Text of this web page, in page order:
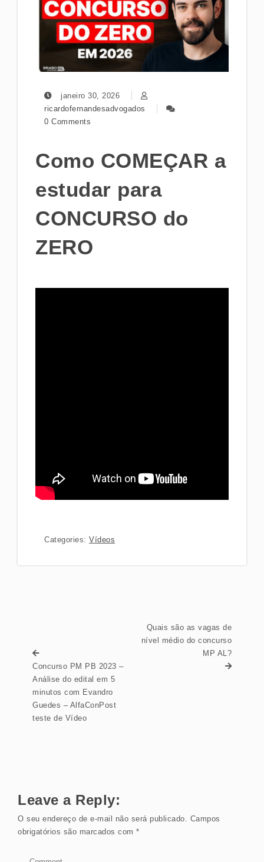
janeiro 30, 2026
ricardofernandesadvogados
0 Comments
Como COMEÇAR a
estudar para
CONCURSO do
ZERO
Categories: Vídeos
Concurso PM PB 2023 –
Análise do edital em 5
minutos com Evandro
Guedes – AlfaConPost
teste de Vídeo
Quais são as vagas de
nível médio do concurso
MP AL?
Leave a Reply:
O seu endereço de e-mail não será publicado.
Campos
obrigatórios são marcados com *